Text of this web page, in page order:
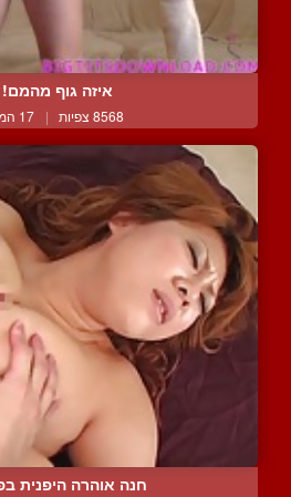
איזה גוף מהמם!
8568 צפיות | 17 המלצות
חנה אוהרה היפנית